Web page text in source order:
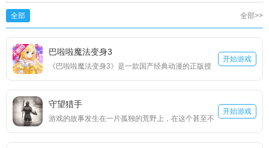
全部>>
全部
巴啦啦魔法变身3
《巴啦啦魔法变身3》是一款国产经典动漫的正版授
权手游，今古奇缘，穿越时空的小魔仙，又将有怎样
竺、高丽东瀛，纵横各国。千变万化的服装风格，不
同时代、不同地区的服饰任你搭配！丰富的游戏关
开始游戏
守望猎手
游戏的故事发生在一片孤独的荒野上，在这个甚至不
清楚在南半球还是北半球的荒野上却有着极为丰富的
开始游戏